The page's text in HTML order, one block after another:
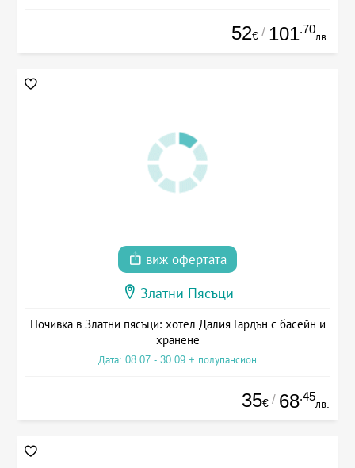
52€ / 101.70
лв.
виж офертата
Златни Пясъци
Почивка в Златни пясъци: хотел Далия Гардън с басейн и
хранене
Дата: 08.07 - 30.09 + полупансион
35€ / 68.45
лв.